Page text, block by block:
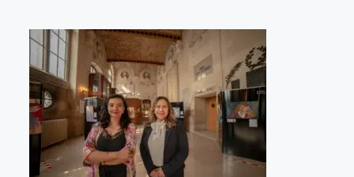
Visitas a los ateliers o talleres de artistas
Presse
Qué dicen de nosotros?
Aviso legal
Política de cookies